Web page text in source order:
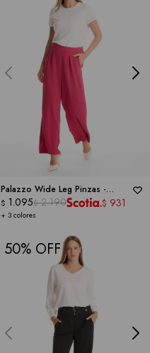
Palazzo Wide Leg Pinzas -
NINETY CLOTHING
+ 3 colores
$ 1.095$ 2.190 $ 931
50